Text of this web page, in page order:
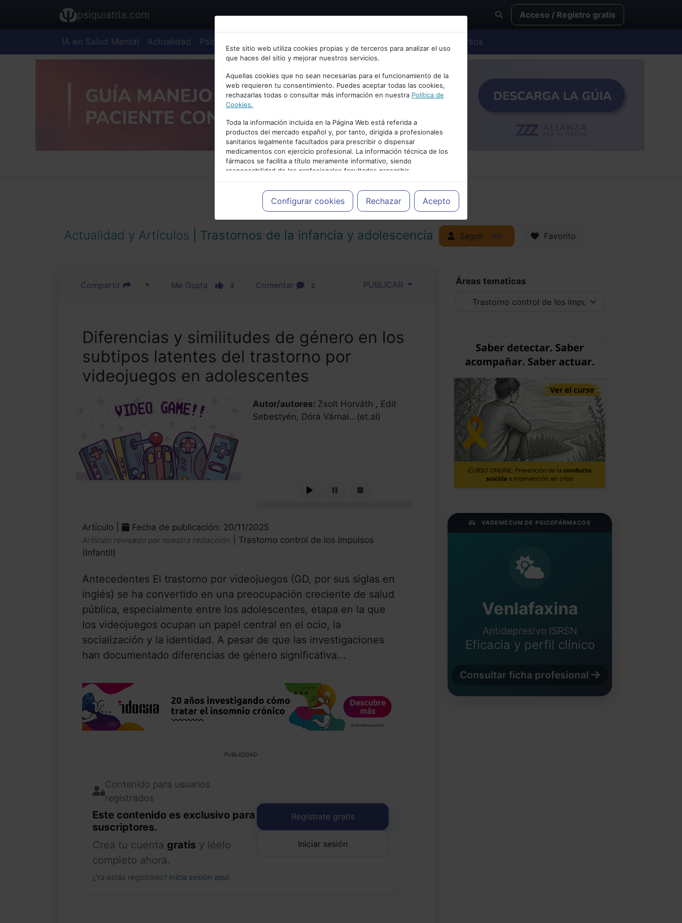
Bienvenid@ a psiquiatria.com
Escribe tu Email
Accede o regístrate con tu email.
Cancelar
psiquiatria.com Acceso / Registro gratis
IA en Salud Mental Actualidad Psiquiatría Cursos
Este sitio web utiliza cookies propias y de terceros para analizar el uso
que haces del sitio y mejorar nuestros servicios.
Aquellas cookies que no sean necesarias para el funcionamiento de la
web requieren tu consentimiento. Puedes aceptar todas las cookies,
rechazarlas todas o consultar más información en nuestra Política de
Cookies.
Toda la información incluida en la Página Web está referida a
productos del mercado español y, por tanto, dirigida a profesionales
sanitarios legalmente facultados para prescribir o dispensar
medicamentos con ejercicio profesional. La información técnica de los
fármacos se facilita a título meramente informativo, siendo
responsabilidad de los profesionales facultados prescribir
medicamentos y decidir, en cada caso concreto, el tratamiento más
adecuado a las necesidades del paciente.
Configurar cookies Rechazar Acepto
PUBLICIDAD
Actualidad y Artículos Trastornos de la infancia y adolescencia Seguir 123 Favorito
Compartir Me Gusta 3 Comentar 2 PUBLICAR
Diferencias y similitudes de género en los
subtipos latentes del trastorno por
videojuegos en adolescentes
Autor/autores: Zsolt Horváth , Edit
Sebestyén, Dóra Várnai...(et.al)
Artículo | Fecha de publicación: 20/11/2025
Artículo revisado por nuestra redacción | Trastorno control de los impulsos
(Infantil)
Antecedentes El trastorno por videojuegos (GD, por sus siglas en
inglés) se ha convertido en una preocupación creciente de salud
pública, especialmente entre los adolescentes, etapa en la que
los videojuegos ocupan un papel central en el ocio, la
socialización y la identidad. A pesar de que las investigaciones
han documentado diferencias de género significativa...
PUBLICIDAD
Contenido para usuarios
registrados
Este contenido es exclusivo para
suscriptores.
Crea tu cuenta gratis y léelo
completo ahora.
¿Ya estás registrado? Inicia sesión aquí .
Regístrate gratis
Iniciar sesión
Áreas tematicas
VADEMÉCUM DE PSICOFÁRMACOS
Venlafaxina
Antidepresivo ISRSN
Eficacia y perfil clínico
Consultar ficha profesional